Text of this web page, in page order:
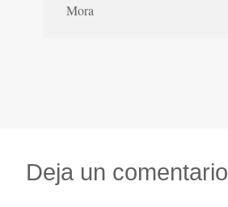
Mora
Deja un comentario